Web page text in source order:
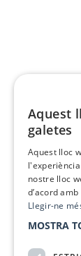
Aquest
galetes
Aquest lloc
nostre lloc
d’acord
Llegir-ne
MOSTRA